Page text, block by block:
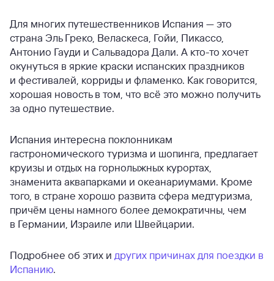
Для многих путешественников Испания — это
страна Эль Греко, Веласкеса, Гойи, Пикассо,
Антонио Гауди и Сальвадора Дали. А кто-то хочет
окунуться в яркие краски испанских праздников
и фестивалей, корриды и фламенко. Как говорится,
хорошая новость в том, что всё это можно получить
за одно путешествие.
Испания интересна поклонникам
гастрономического туризма и шопинга, предлагает
круизы и отдых на горнолыжных курортах,
знаменита аквапарками и океанариумами. Кроме
того, в стране хорошо развита сфера медтуризма,
причём цены намного более демократичны, чем
в Германии, Израиле или Швейцарии.
Подробнее об этих и других причинах для поездки в
Испанию.